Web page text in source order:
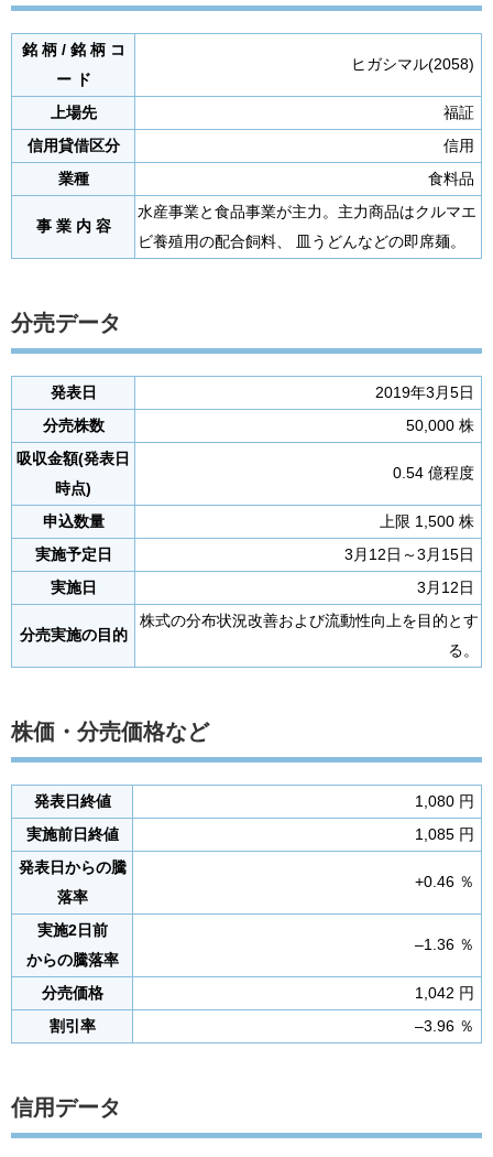
銘 柄 / 銘 柄 コ
ー ド
ヒガシマル(2058)
上場先
福証
信用貸借区分
信用
業種
食料品
事 業 内 容
水産事業と食品事業が主力。主力商品はクルマエ
ビ養殖用の配合飼料、 皿うどんなどの即席麺。
分売データ
発表日
2019年3月5日
分売株数
50,000 株
吸収金額(発表日
時点)
0.54 億程度
申込数量
上限 1,500 株
実施予定日
3月12日～3月15日
実施日
3月12日
分売実施の目的
株式の分布状況改善および流動性向上を目的とす
る。
株価・分売価格など
発表日終値
1,080 円
実施前日終値
1,085 円
発表日からの騰
落率
+0.46 ％
実施2日前
からの騰落率
–1.36 ％
分売価格
1,042 円
割引率
–3.96 ％
信用データ